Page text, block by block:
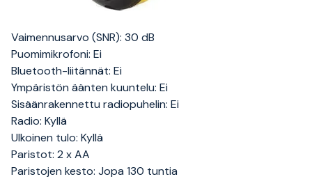
Vaimennusarvo (SNR): 30 dB
Puomimikrofoni: Ei
Bluetooth-liitännät: Ei
Ympäristön äänten kuuntelu: Ei
Sisäänrakennettu radiopuhelin: Ei
Radio: Kyllä
Ulkoinen tulo: Kyllä
Paristot: 2 x AA
Paristojen kesto: Jopa 130 tuntia